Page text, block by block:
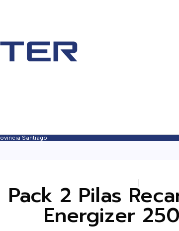
Santiago
Pack 2 Pilas
Energizer